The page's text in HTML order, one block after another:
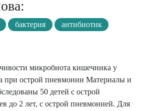
бактерия антибиотик
микробиота кишечника у
при острой пневмонии Материалы и
50 детей с острой
до 2 лет, с острой пневмонией. Для